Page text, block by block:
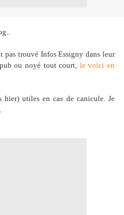
pas trouvé Infos Essigny dans leur
ou noyé tout court, le voici en
hier) utiles en cas de canicule. Je